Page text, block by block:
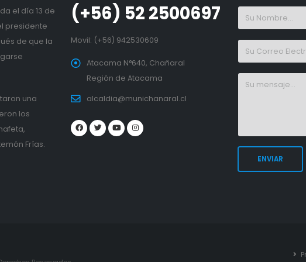
el día 13 de
presidente
de que la
una
los
Frías.
(+56) 52 2500697
Movil: (+56) 942530609
Atacama N°640, Chañaral
Región de Atacama
alcaldia@munichanaral.cl